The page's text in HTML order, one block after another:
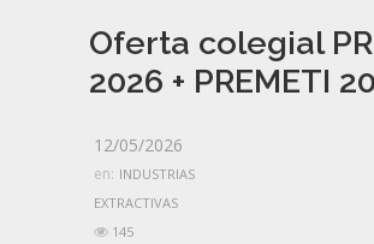
Oferta colegial
2026 + PREMETI
12/05/2026
en: INDUSTRIAS
EXTRACTIVAS
145